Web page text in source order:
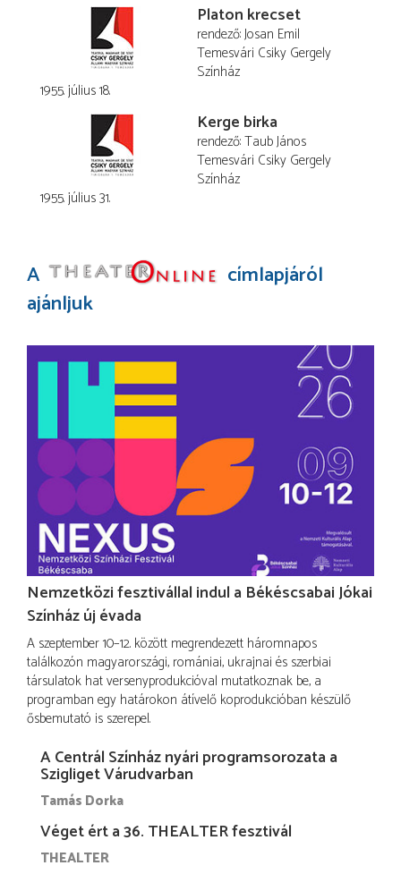
Platon krecset
rendező Josan Emil
Temesvári Csiky Gergely
Színház
1955. július 18.
Kerge birka
rendező Taub János
Temesvári Csiky Gergely
Színház
1955. július 31.
A
címlapjáról
ajánljuk
Nemzetközi fesztivállal indul a Békéscsabai Jókai
Színház új évada
A szeptember 10–12. között megrendezett háromnapos
találkozón magyarországi, romániai, ukrajnai és szerbiai
társulatok hat versenyprodukcióval mutatkoznak be, a
programban egy határokon átívelő koprodukcióban készülő
ősbemutató is szerepel.
A Centrál Színház nyári programsorozata a
Szigliget Várudvarban
Tamás Dorka
Véget ért a 36. THEALTER fesztivál
THEALTER